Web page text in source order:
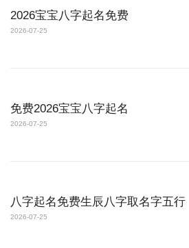
2026宝宝八字起名免费
2026-07-25
免费2026宝宝八字起名
2026-07-25
八字起名免费生辰八字取名字五行
2026-07-25